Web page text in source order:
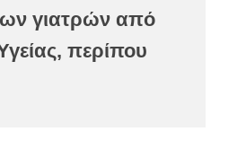
γιατρών από
περίπου